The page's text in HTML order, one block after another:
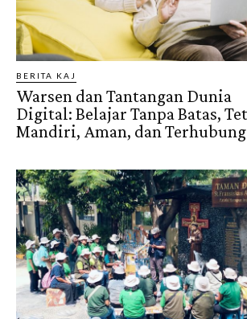
BERITA KAJ
Warsen dan Tantangan Dunia
Digital: Belajar Tanpa Batas,
Mandiri, Aman, dan Terhubung